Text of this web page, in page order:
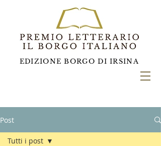
EDIZIONE BORGO DI IRSINA
Post
Tutti i post